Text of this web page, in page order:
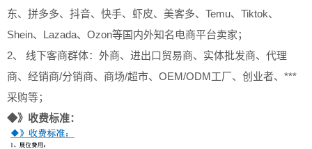
东、拼多多、抖音、快手、虾皮、美客多、Temu、Tiktok、
Shein、Lazada、Ozon等国内外知名电商平台卖家；
2、 线下客商群体：外商、进出口贸易商、实体批发商、代理
商、经销商/分销商、商场/超市、OEM/ODM工厂、创业者、***
采购等；
◆》收费标准：